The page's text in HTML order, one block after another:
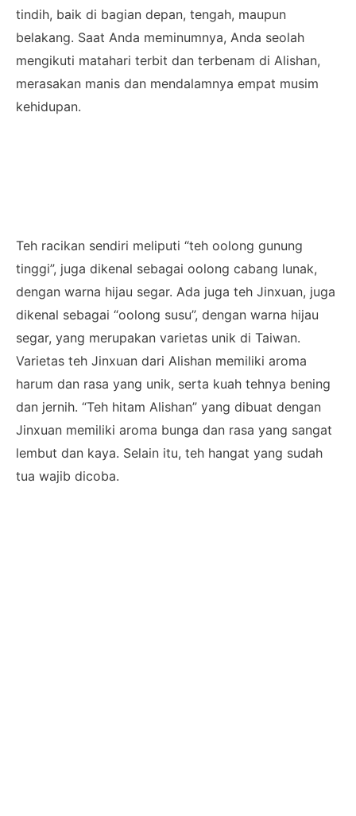
tindih, baik di bagian depan, tengah, maupun
belakang. Saat Anda meminumnya, Anda seolah
mengikuti matahari terbit dan terbenam di Alishan,
merasakan manis dan mendalamnya empat musim
kehidupan.
Teh racikan sendiri meliputi “teh oolong gunung
tinggi”, juga dikenal sebagai oolong cabang lunak,
dengan warna hijau segar. Ada juga teh Jinxuan, juga
dikenal sebagai “oolong susu”, dengan warna hijau
segar, yang merupakan varietas unik di Taiwan.
Varietas teh Jinxuan dari Alishan memiliki aroma
harum dan rasa yang unik, serta kuah tehnya bening
dan jernih. “Teh hitam Alishan” yang dibuat dengan
Jinxuan memiliki aroma bunga dan rasa yang sangat
lembut dan kaya. Selain itu, teh hangat yang sudah
tua wajib dicoba.